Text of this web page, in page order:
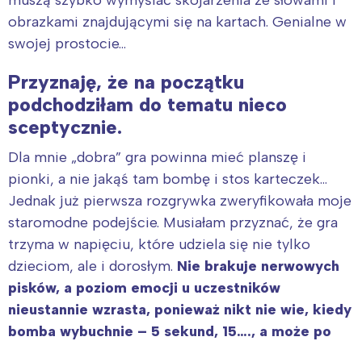
obrazkami znajdującymi się na kartach. Genialne w
swojej prostocie…
Przyznaję, że na początku
podchodziłam do tematu nieco
sceptycznie.
Dla mnie „dobra” gra powinna mieć planszę i
pionki, a nie jakąś tam bombę i stos karteczek…
Jednak już pierwsza rozgrywka zweryfikowała moje
staromodne podejście. Musiałam przyznać, że gra
trzyma w napięciu, które udziela się nie tylko
dzieciom, ale i dorosłym. Nie brakuje nerwowych
pisków, a poziom emocji u uczestników
nieustannie wzrasta, ponieważ nikt nie wie, kiedy
bomba wybuchnie – 5 sekund, 15…., a może po